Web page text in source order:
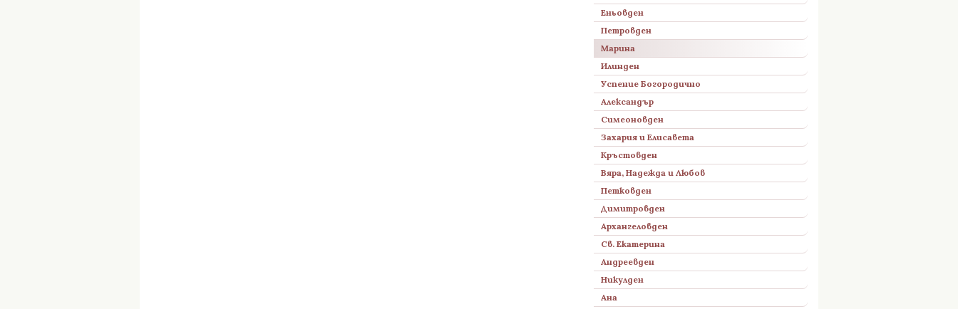
Еньовден
Петровден
Марина
Илинден
Успение Богородично
Александър
Симеоновден
Захария и Елисавета
Кръстовден
Вяра, Надежда и Любов
Петковден
Димитровден
Архангеловден
Св. Екатерина
Андреевден
Никулден
Ана